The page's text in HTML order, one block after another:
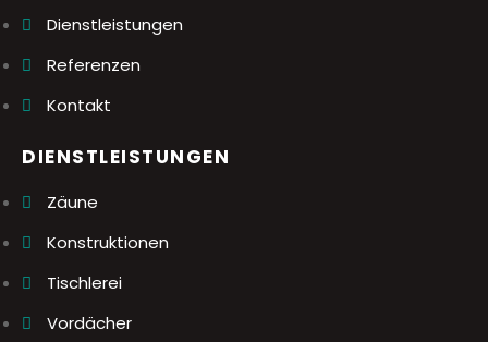
Dienstleistungen
Referenzen
Kontakt
DIENSTLEISTUNGEN
Zäune
Konstruktionen
Tischlerei
Vordächer